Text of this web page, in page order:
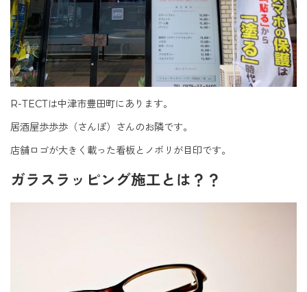
R-TECTは中津市豊田町にあります。
居酒屋歩歩歩（さんぽ）さんのお隣です。
店舗ロゴが大きく載った看板とノボリが目印です。
ガラスラッピング施工とは？？